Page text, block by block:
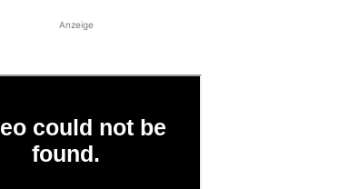
Anzeige